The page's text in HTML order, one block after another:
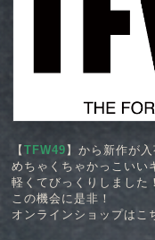
【TFW49 】から新作が入
めちゃくちゃかっこいい
軽くてびっくりしました！
この機会に是非！
オンラインショップはこ